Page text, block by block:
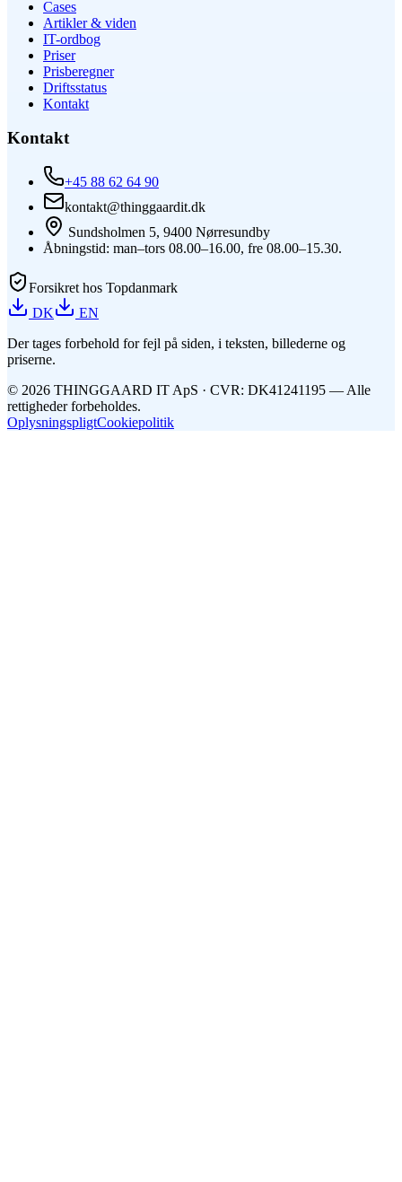
Cases
Artikler & viden
IT-ordbog
Priser
Prisberegner
Driftsstatus
Kontakt
Kontakt
+45 88 62 64 90
kontakt@thinggaardit.dk
Sundsholmen 5, 9400 Nørresundby
Åbningstid: man–tors 08.00–16.00, fre 08.00–15.30.
Forsikret hos Topdanmark
DK
EN
Der tages forbehold for fejl på siden, i teksten, billederne og
priserne.
© 2026 THINGGAARD IT ApS · CVR: DK41241195 — Alle
rettigheder forbeholdes.
OplysningspligtCookiepolitik